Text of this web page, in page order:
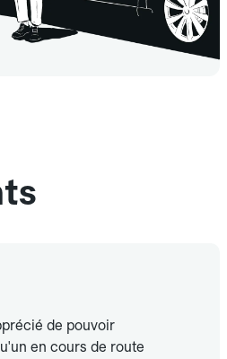
de pouvoir
en cours de route